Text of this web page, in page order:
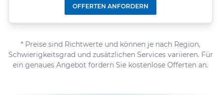
OFFERTEN ANFORDERN
* Preise sind Richtwerte und können je nach Region,
Schwierigkeitsgrad und zusätzlichen Services variieren. Für
ein genaues Angebot fordern Sie kostenlose Offerten an.